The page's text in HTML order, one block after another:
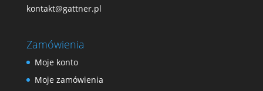
kontakt@gattner.pl
Zamówienia
Moje konto
Moje zamówienia